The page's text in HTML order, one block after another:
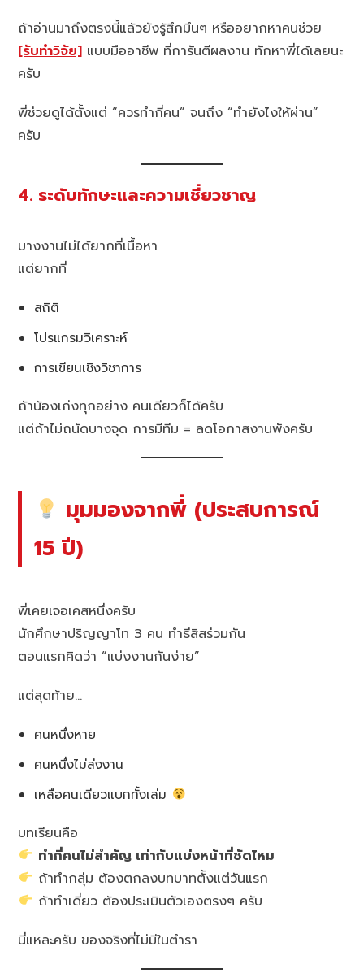
ถ้าอ่านมาถึงตรงนี้แล้วยังรู้สึกมึนๆ หรืออยากหาคนช่วย
[รับทำวิจัย] แบบมืออาชีพ ที่การันตีผลงาน ทักหาพี่ได้เลยนะ
ครับ
พี่ช่วยดูได้ตั้งแต่ “ควรทำกี่คน” จนถึง “ทำยังไงให้ผ่าน”
ครับ
4. ระดับทักษะและความเชี่ยวชาญ
บางงานไม่ได้ยากที่เนื้อหา
แต่ยากที่
สถิติ
โปรแกรมวิเคราะห์
การเขียนเชิงวิชาการ
ถ้าน้องเก่งทุกอย่าง คนเดียวก็ได้ครับ
แต่ถ้าไม่ถนัดบางจุด การมีทีม = ลดโอกาสงานพังครับ
มุมมองจากพี่ (ประสบการณ์
15 ปี)
พี่เคยเจอเคสหนึ่งครับ
นักศึกษาปริญญาโท 3 คน ทำธีสิสร่วมกัน
ตอนแรกคิดว่า “แบ่งงานกันง่าย”
แต่สุดท้าย…
คนหนึ่งหาย
คนหนึ่งไม่ส่งงาน
เหลือคนเดียวแบกทั้งเล่ม
บทเรียนคือ
ทำกี่คนไม่สำคัญ เท่ากับแบ่งหน้าที่ชัดไหม
ถ้าทำกลุ่ม ต้องตกลงบทบาทตั้งแต่วันแรก
ถ้าทำเดี่ยว ต้องประเมินตัวเองตรงๆ ครับ
นี่แหละครับ ของจริงที่ไม่มีในตำรา